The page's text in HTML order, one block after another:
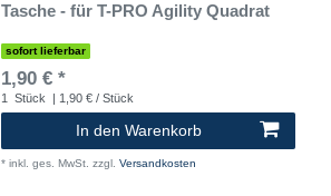
Tasche - für T-PRO Agility Quadrat
sofort lieferbar
1,90 € *
1 Stück | 1,90 € / Stück
In den Warenkorb
* inkl. ges. MwSt. zzgl. Versandkosten